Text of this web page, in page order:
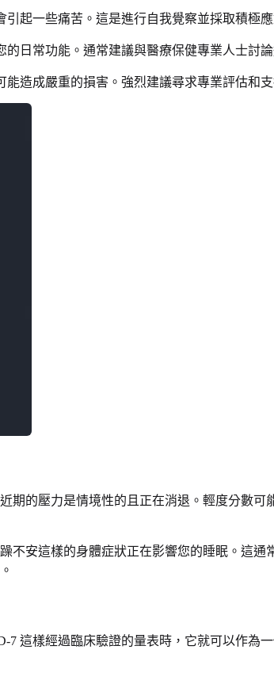
起一些痛苦。這是進行自我覺察並採取積極
日常功能。通常建議與醫療保健專業人士討論
造成嚴重的損害。強烈建議尋求專業評估和支
的壓力是情境性的且正在消退。輕度分數
安這樣的身體症狀正在影響您的睡眠。這
7 這樣經過臨床驗證的量表時，它就可以作為